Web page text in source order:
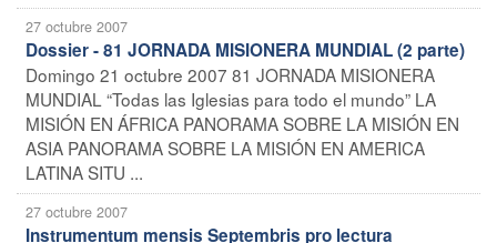
27 octubre 2007
Dossier - 81 JORNADA MISIONERA MUNDIAL (2 parte)
Domingo 21 octubre 2007 81 JORNADA MISIONERA
MUNDIAL “Todas las Iglesias para todo el mundo” LA
MISIÓN EN ÁFRICA PANORAMA SOBRE LA MISIÓN EN
ASIA PANORAMA SOBRE LA MISIÓN EN AMERICA
LATINA SITU ...
27 octubre 2007
Instrumentum mensis Septembris pro lectura